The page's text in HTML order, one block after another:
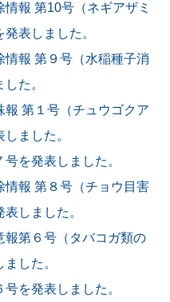
報 第10号（ネギアザミ
表しました。
報 第９号（水稲種子消
た。
第１号（チュウゴクア
ました。
を発表しました。
報 第８号（チョウ目害
しました。
報第６号（タバコガ類の
した。
を発表しました。